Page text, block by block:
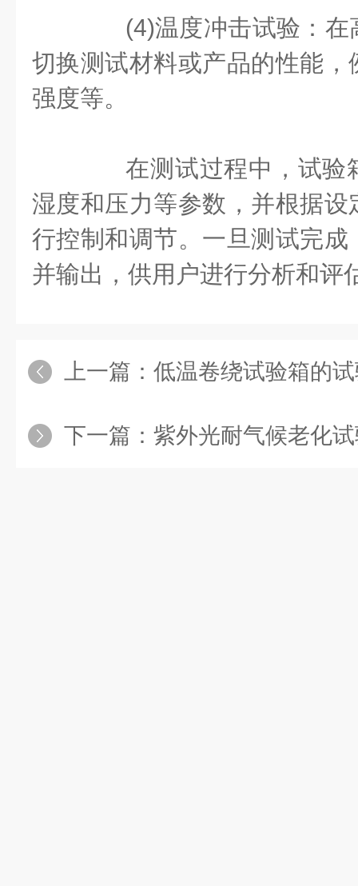
(4)温度冲击试验：在
切换测试材料或产品的性能
强度等。
在测试过程中，试验
湿度和压力等参数，并根据
行控制和调节。一旦测试完
并输出，供用户进行分析和评
上一篇： 低温卷绕试验箱的
下一篇： 紫外光耐气候老化试验